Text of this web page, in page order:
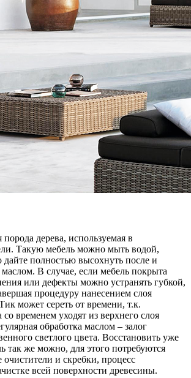
дерева, используемая в
Такую мебель можно мыть водой,
дайте полностью высохнуть после и
В случае, если мебель покрыта
или дефекты можно устранять губкой,
процедуру нанесением слоя
может сереть от времени, т.к.
временем уходят из верхнего слоя
обработка маслом – залог
светлого цвета. Восстановить уже
так же можно, для этого потребуются
и скребки, процесс
всей поверхности древесины.